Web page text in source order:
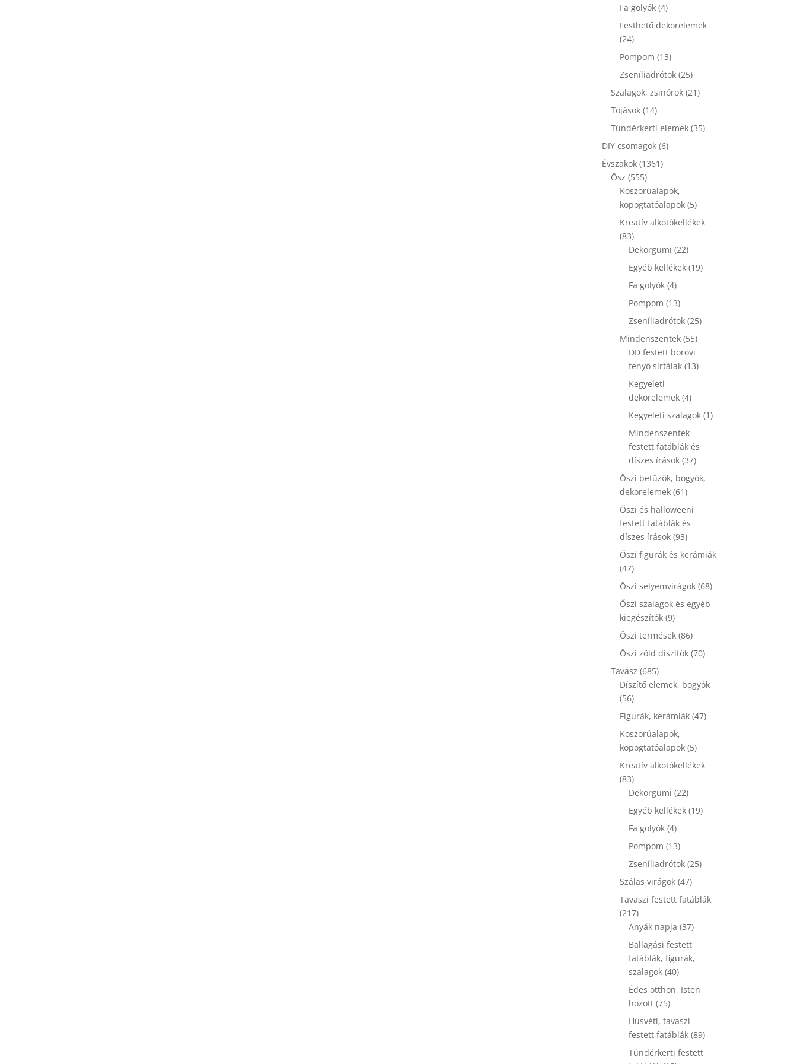
Fa golyók 44
termék
Festhető dekorelemek
2424
termék
Pompom 1313
termék
Zseníliadrótok 2525
termék
Szalagok, zsinórok 2121
Tojások 1414
termék
Tündérkerti elemek 3535
DIY csomagok 66
Évszakok 13611361
Ősz 555555
termék
Koszorúalapok,
kopogtatóalapok 55
termék
Kreatív alkotókellékek
8383
termék
Dekorgumi 2222
termék
Egyéb kellékek 1919
Fa golyók 44
termék
Pompom 1313
termék
Zseníliadrótok 2525
Mindenszentek 5555
termék
DD festett borovi
fenyő sírtálak 1313
Kegyeleti
dekorelemek 44
termék
Kegyeleti szalagok 11
Mindenszentek
festett fatáblák és
díszes írások 3737
termék
Őszi betűzők, bogyók,
dekorelemek 6161
termék
Őszi és halloweeni
festett fatáblák és
díszes írások 9393
termék
Őszi figurák és kerámiák
4747
termék
Őszi selyemvirágok 6868
Őszi szalagok és egyéb
kiegészítők 99
termék
Őszi termések 8686
termék
Őszi zöld díszítők 7070
Tavasz 685685
termék
Díszítő elemek, bogyók
5656
termék
Figurák, kerámiák 4747
Koszorúalapok,
kopogtatóalapok 55
termék
Kreatív alkotókellékek
8383
termék
Dekorgumi 2222
termék
Egyéb kellékek 1919
Fa golyók 44
termék
Pompom 1313
termék
Zseníliadrótok 2525
Szálas virágok 4747
termék
Tavaszi festett fatáblák
217217
termék
Anyák napja 3737
Ballagási festett
fatáblák, figurák,
szalagok 4040
termék
Édes otthon, Isten
hozott 7575
termék
Húsvéti, tavaszi
festett fatáblák 8989
Tündérkerti festett